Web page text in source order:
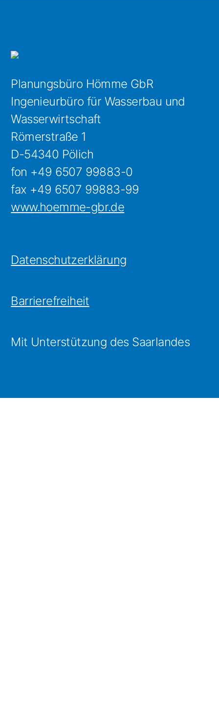
Planungsbüro Hömme GbR
Ingenieurbüro für Wasserbau und
Wasserwirtschaft
Römerstraße 1
D-54340 Pölich
fon +49 6507 99883-0
fax +49 6507 99883-99
www.hoemme-gbr.de
Datenschutzerklärung
Barrierefreiheit
Mit Unterstützung des Saarlandes